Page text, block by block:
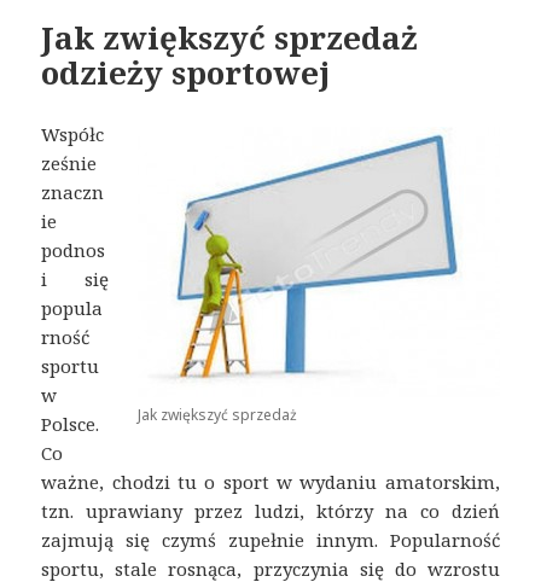
Jak zwiększyć sprzedaż
odzieży sportowej
Jak zwiększyć sprzedaż
Współc
ześnie
znaczn
ie
podnos
i się
popula
rność
sportu
w
Polsce.
Co
ważne, chodzi tu o sport w wydaniu amatorskim,
tzn. uprawiany przez ludzi, którzy na co dzień
zajmują się czymś zupełnie innym. Popularność
sportu, stale rosnąca, przyczynia się do wzrostu